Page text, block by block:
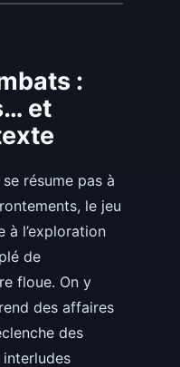
:
et
se résume pas à
le jeu
à l’exploration
de
floue. On y
des affaires
des